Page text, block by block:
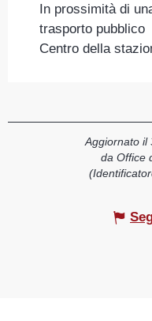
In prossimità di
trasporto pubblico
Centro della
Aggiornato il
da Office